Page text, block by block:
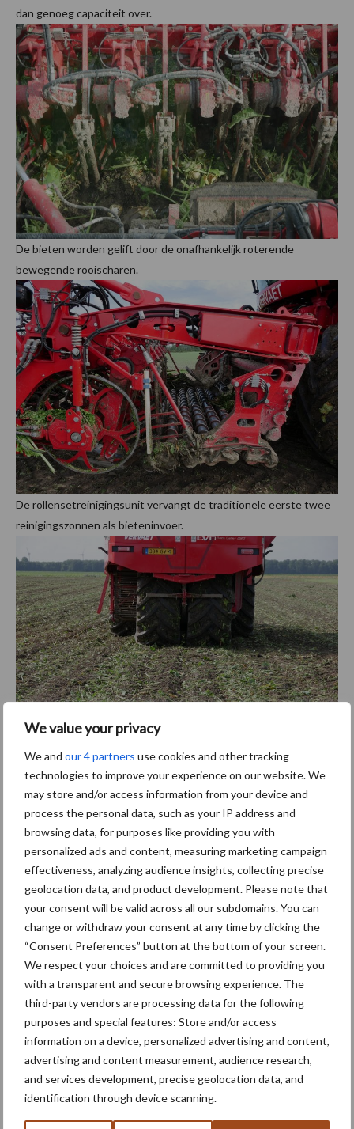
We value your privacy
We and our 4 partners use cookies and other tracking
technologies to improve your experience on our website. We
may store and/or access information from your device and
process the personal data, such as your IP address and
browsing data, for purposes like providing you with
personalized ads and content, measuring marketing campaign
effectiveness, analyzing audience insights, collecting precise
geolocation data, and product development. Please note that
your consent will be valid across all our subdomains. You can
change or withdraw your consent at any time by clicking the
“Consent Preferences” button at the bottom of your screen.
We respect your choices and are committed to providing you
with a transparent and secure browsing experience. The
third-party vendors are processing data for the following
purposes and special features: Store and/or access
information on a device, personalized advertising and content,
advertising and content measurement, audience research,
and services development, precise geolocation data, and
identification through device scanning.
dan genoeg capaciteit over.
De bieten worden gelift door de onafhankelijk roterende
bewegende rooischaren.
De rollensetreinigingsunit vervangt de traditionele eerste twee
reinigingszonnen als bieteninvoer.
De boel netjes achterlaten. De rollenset laat relatief ‘vlak’ land
achter. Let op de geringe insporing en er is weinig tot geen
puntbreuk waar te nemen.
Veel klanten huren de T7 en VGM EV 30 in combinatie met het
bietenrooien.